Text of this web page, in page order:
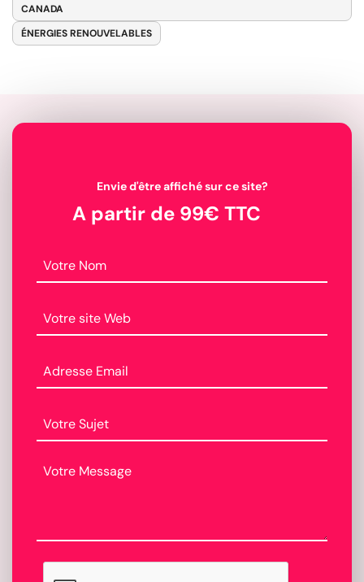
CANADA
ÉNERGIES RENOUVELABLES
Envie d'être affiché sur ce site?
A partir de 99€ TTC